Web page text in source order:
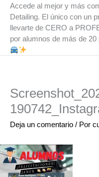
Accede al mejor y más
Detailing. El único con un
llevarte de CERO a
por alumnos de más de
Deja un comentario / Por